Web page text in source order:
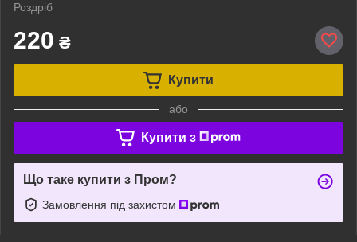
Роздріб
220 ₴
Купити
або
Купити з
Що таке купити з Пром?
Замовлення під захистом